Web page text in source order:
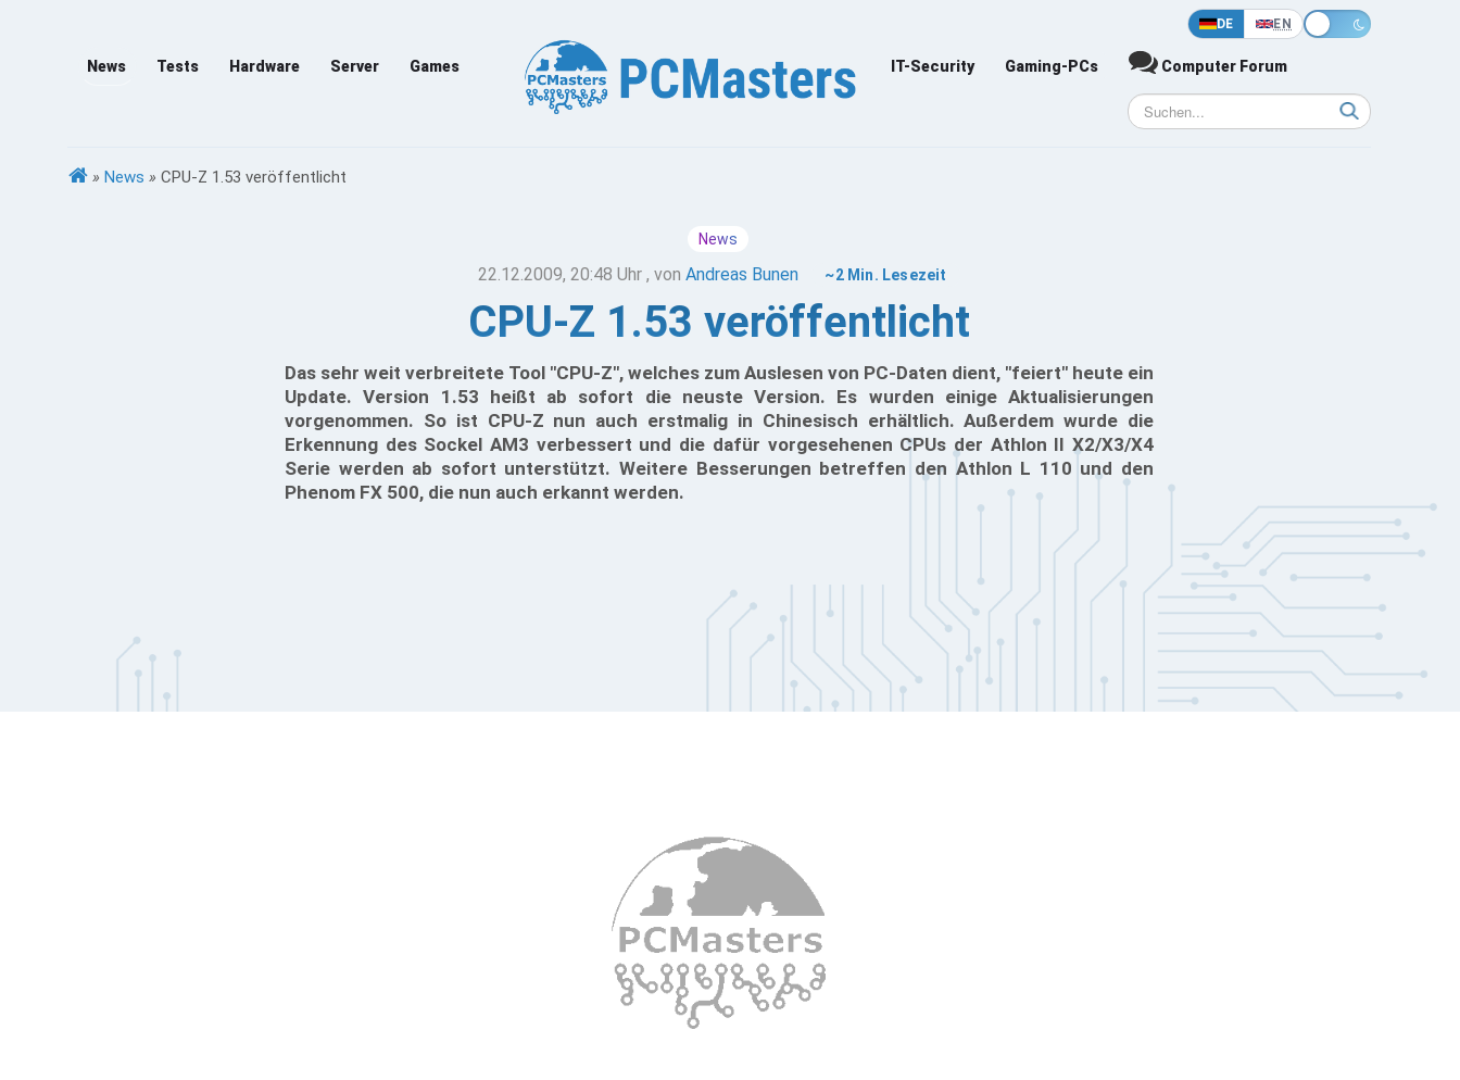
DE EN
News Tests Hardware Server Games IT-Security Gaming-PCs Computer Forum
» News » CPU-Z 1.53 veröffentlicht
News
22.12.2009, 20:48 Uhr , vonAndreas Bunen ~2 Min. Lesezeit
CPU-Z 1.53 veröffentlicht
Das sehr weit verbreitete Tool "CPU-Z", welches zum Auslesen von PC-Daten dient, "feiert" heute ein
Update. Version 1.53 heißt ab sofort die neuste Version. Es wurden einige Aktualisierungen
vorgenommen. So ist CPU-Z nun auch erstmalig in Chinesisch erhältlich. Außerdem wurde die
Erkennung des Sockel AM3 verbessert und die dafür vorgesehenen CPUs der Athlon II X2/X3/X4
Serie werden ab sofort unterstützt. Weitere Besserungen betreffen den Athlon L 110 und den
Phenom FX 500, die nun auch erkannt werden.